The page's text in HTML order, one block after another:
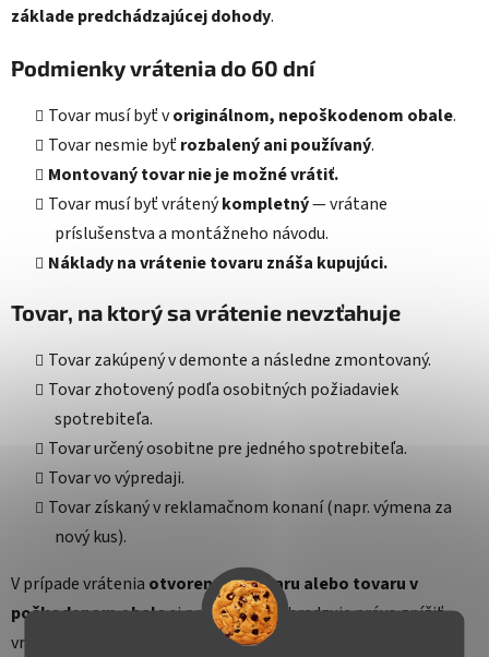
základe predchádzajúcej dohody.
Podmienky vrátenia do 60 dní
Tovar musí byť voriginálnom, nepoškodenom obale.
Tovar nesmie byťrozbalený ani používaný.
Montovaný tovar nie je možné vrátiť.
Tovar musí byť vrátenýkompletný— vrátane
príslušenstva a montážneho návodu.
Náklady na vrátenie tovaru znáša kupujúci.
Tovar, na ktorý sa vrátenie nevzťahuje
Tovar zakúpený v demonte a následne zmontovaný.
Tovar zhotovený podľa osobitných požiadaviek
spotrebiteľa.
Tovar určený osobitne pre jedného spotrebiteľa.
Tovar vo výpredaji.
Tovar získaný v reklamačnom konaní (napr. výmena za
nový kus).
V prípade vrátenia otvoreného tovaru alebo tovaru v
poškodenom obalesi predávajúci vyhradzuje právo znížiť
vrátenú sumu až o
z ceny daného tovaru.